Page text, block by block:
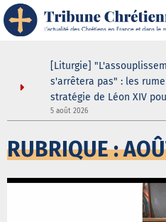
[Liturgie]
s'arrêtera pas" : les
stratégie de Léon XIV
5 août 2026
RUBRIQUE :